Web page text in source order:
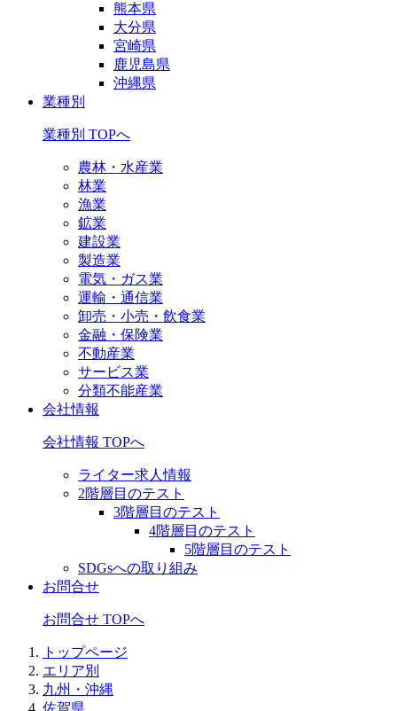
熊本県
大分県
宮崎県
鹿児島県
沖縄県
業種別
業種別 TOPへ
農林・水産業
林業
漁業
鉱業
建設業
製造業
電気・ガス業
運輸・通信業
卸売・小売・飲食業
金融・保険業
不動産業
サービス業
分類不能産業
会社情報
会社情報 TOPへ
ライター求人情報
2階層目のテスト
3階層目のテスト
4階層目のテスト
5階層目のテスト
SDGsへの取り組み
お問合せ
お問合せ TOPへ
トップページ
エリア別
九州・沖縄
佐賀県